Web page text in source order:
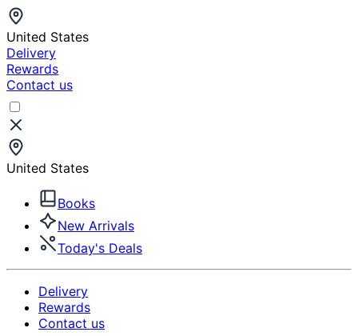
United States
Delivery
Rewards
Contact us
United States
Books
New Arrivals
Today's Deals
Delivery
Rewards
Contact us